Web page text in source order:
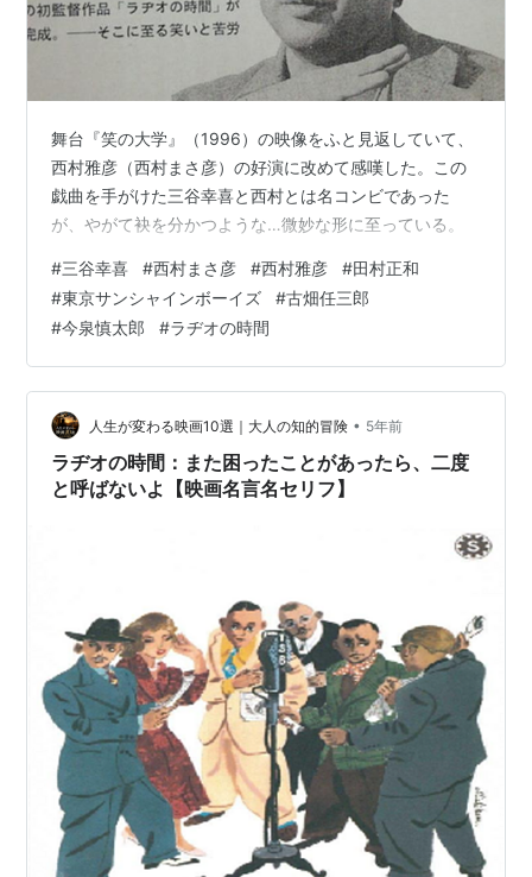
舞台『笑の大学』（1996）の映像をふと見返していて、
西村雅彦（西村まさ彦）の好演に改めて感嘆した。この
戯曲を手がけた三谷幸喜と西村とは名コンビであった
が、やがて袂を分かつような…微妙な形に至っている。
#三谷幸喜 #西村まさ彦 #西村雅彦 #田村正和
#東京サンシャインボーイズ #古畑任三郎
#今泉慎太郎 #ラヂオの時間
人生が変わる映画10選｜大人の知的冒険 • 5年前
ラヂオの時間：また困ったことがあったら、二度
と呼ばないよ【映画名言名セリフ】